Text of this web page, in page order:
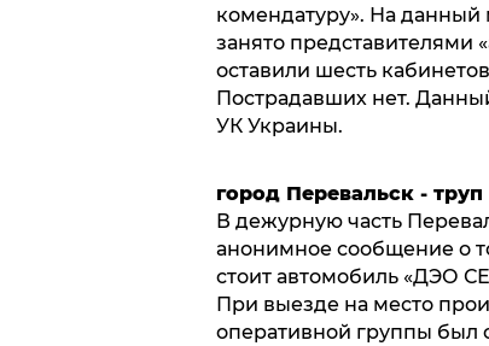
комендатуру». На
занято представителями
оставили шесть
Пострадавших нет.
УК Украины.
город Перевальск -
В дежурную часть
анонимное сообщение о
стоит автомобиль «ДЭО
При выезде на место
оперативной группы был